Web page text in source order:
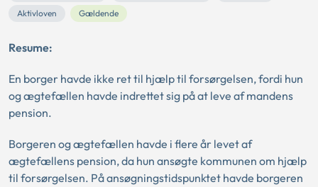
Aktivloven
Gældende
Resume:
En borger havde ikke ret til hjælp til forsørgelsen, fordi hun
og ægtefællen havde indrettet sig på at leve af mandens
pension.
Borgeren og ægtefællen havde i flere år levet af
ægtefællens pension, da hun ansøgte kommunen om hjælp
til forsørgelsen. På ansøgningstidspunktet havde borgeren